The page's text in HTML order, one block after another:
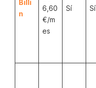
Billi
n
6,60
€/m
es
Sí Sí